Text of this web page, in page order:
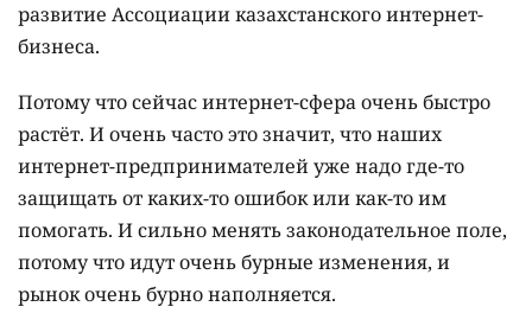
развитие Ассоциации казахстанского интернет-
бизнеса.
Потому что сейчас интернет-сфера очень быстро
растёт. И очень часто это значит, что наших
интернет-предпринимателей уже надо где-то
защищать от каких-то ошибок или как-то им
помогать. И сильно менять законодательное поле,
потому что идут очень бурные изменения, и
рынок очень бурно наполняется.